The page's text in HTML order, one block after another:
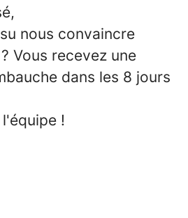
nous convaincre
Vous recevez une
dans les 8 jours
!